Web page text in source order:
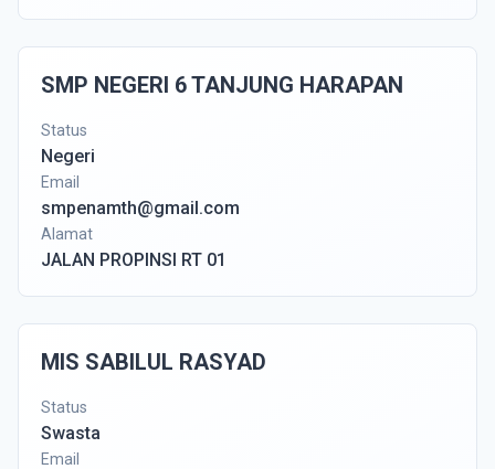
SMP NEGERI 6 TANJUNG HARAPAN
Status
Negeri
Email
smpenamth@gmail.com
Alamat
JALAN PROPINSI RT 01
MIS SABILUL RASYAD
Status
Swasta
Email